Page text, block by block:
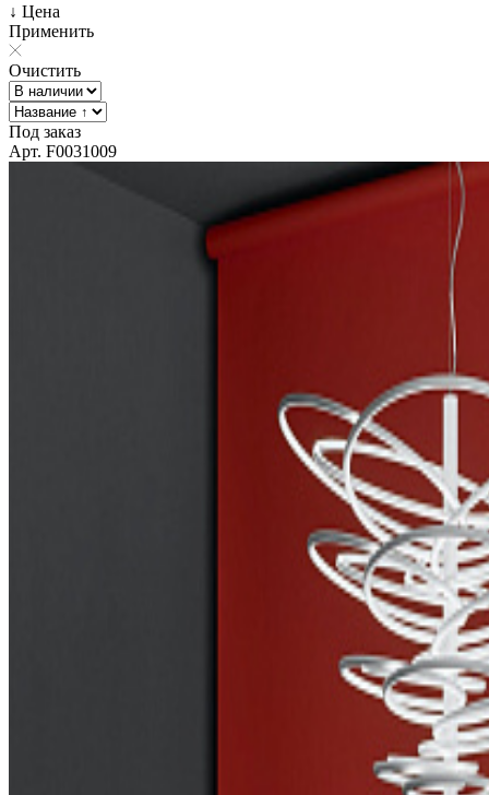
↓ Цена
Применить
Очистить
Под заказ
Арт. F0031009